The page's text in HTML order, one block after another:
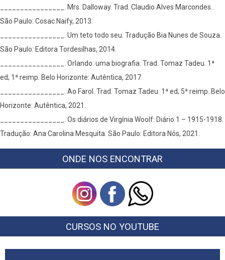
________________. Mrs. Dalloway. Trad. Claudio Alves Marcondes.
São Paulo: Cosac Naify, 2013.
________________. Um teto todo seu. Tradução Bia Nunes de Souza.
São Paulo: Editora Tordesilhas, 2014.
________________. Orlando: uma biografia. Trad. Tomaz Tadeu. 1ª
ed; 1ª reimp. Belo Horizonte: Autêntica, 2017.
________________. Ao Farol. Trad. Tomaz Tadeu. 1ª ed; 5ª reimp. Belo
Horizonte: Autêntica, 2021.
________________. Os diários de Virgínia Woolf: Diário 1 – 1915-1918.
Tradução: Ana Carolina Mesquita. São Paulo: Editora Nós, 2021.
ONDE NOS ENCONTRAR
CURSOS NO YOUTUBE